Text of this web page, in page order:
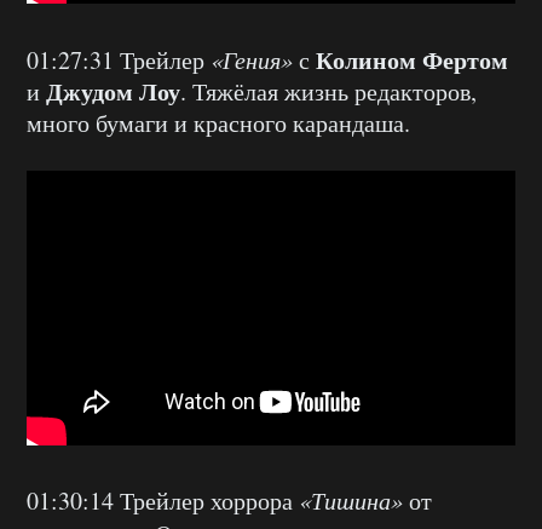
01:27:31 Трейлер «Гения»с Колином Фертом
и Джудом Лоу. Тяжёлая жизнь редакторов,
много бумаги и красного карандаша.
01:30:14 Трейлер хоррора «Тишина»от